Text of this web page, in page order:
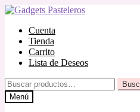
Ir
navegación
Ir
contenidoCuenta
Tienda
Carrito
Lista de Deseos
Buscar
por:Menú